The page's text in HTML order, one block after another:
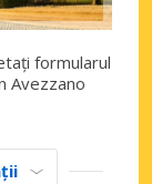
formularul
Avezzano